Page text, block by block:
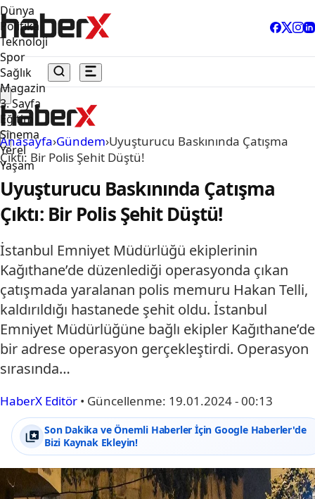
Dünya
Politika
Teknoloji
Spor
Sağlık
Magazin
3. Sayfa
Eğitim
Sinema
Yerel
Yaşam
Anasayfa›Gündem›Uyuşturucu Baskınında Çatışma
Çıktı: Bir Polis Şehit Düştü!
Uyuşturucu Baskınında Çatışma
Çıktı: Bir Polis Şehit Düştü!
İstanbul Emniyet Müdürlüğü ekiplerinin
Kağıthane’de düzenlediği operasyonda çıkan
çatışmada yaralanan polis memuru Hakan Telli,
kaldırıldığı hastanede şehit oldu. İstanbul
Emniyet Müdürlüğüne bağlı ekipler Kağıthane’de
bir adrese operasyon gerçekleştirdi. Operasyon
sırasında…
HaberX Editör • Güncellenme: 19.01.2024 - 00:13
Son Dakika ve Önemli Haberler İçin Google Haberler'de
Bizi Kaynak Ekleyin!